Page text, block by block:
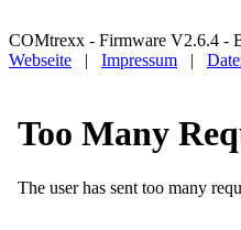
COMtrexx - Firmware V2.6.4 -
Webseite | Impressum |